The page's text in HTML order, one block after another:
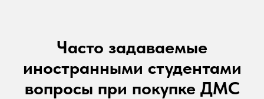
Часто задаваемые
иностранными студентами
вопросы при покупке ДМС